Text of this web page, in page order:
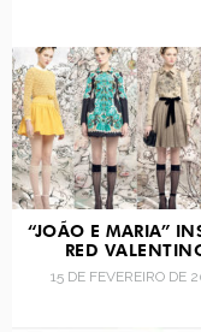
“JOÃO E MARIA”
RED
15 DE FEVEREIRO DE